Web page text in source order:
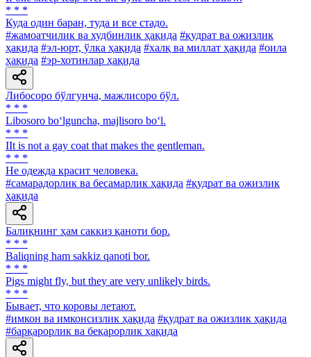
* * *
Куда один баран, туда и все стадо.
#жамоатчилик ва худбинлик ҳақида #қудрат ва ожизлик
ҳақида #эл-юрт, ўлка ҳақида #халқ ва миллат ҳақида #оила
ҳақида #эр-хотинлар ҳақида
Либосоро бўлгунча, мажлисоро бўл.
* * *
Libosoro bo‘lguncha, majlisoro bo‘l.
* * *
IIt is not a gay coat that makes the gentleman.
* * *
He одежда красит человека.
#самарадорлик ва бесамарлик ҳақида #қудрат ва ожизлик
ҳақида
Балиқнинг ҳам саккиз қаноти бор.
* * *
Baliqning ham sakkiz qanoti bor.
* * *
Pigs might fly, but they are very unlikely birds.
* * *
Бывает, что коровы летают.
#имкон ва имконсизлик ҳақида #қудрат ва ожизлик ҳақида
#барқарорлик ва беқарорлик ҳақида